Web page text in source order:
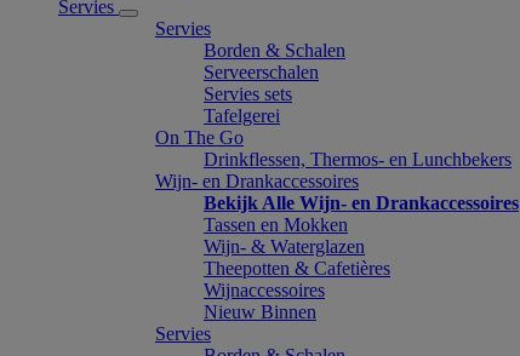
Servies
Servies
Borden & Schalen
Serveerschalen
Servies sets
Tafelgerei
On The Go
Drinkflessen, Thermos- en Lunchbekers
Wijn- en Drankaccessoires
Bekijk Alle Wijn- en Drankaccessoires
Tassen en Mokken
Wijn- & Waterglazen
Theepotten & Cafetières
Wijnaccessoires
Nieuw Binnen
Servies